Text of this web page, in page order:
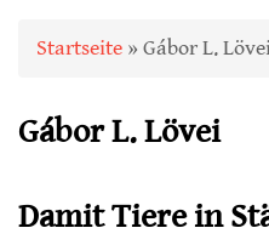
Sie sind hier
Startseite » Gábor L.
Gábor L. Lövei
Damit Tiere in